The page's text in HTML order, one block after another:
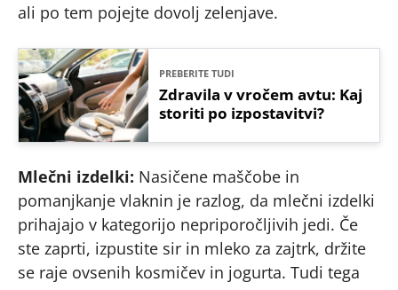
ali po tem pojejte dovolj zelenjave.
PREBERITE TUDI
Zdravila v vročem avtu: Kaj
storiti po izpostavitvi?
Mlečni izdelki: Nasičene maščobe in
pomanjkanje vlaknin je razlog, da mlečni izdelki
prihajajo v kategorijo nepriporočljivih jedi. Če
ste zaprti, izpustite sir in mleko za zajtrk, držite
se raje ovsenih kosmičev in jogurta. Tudi tega